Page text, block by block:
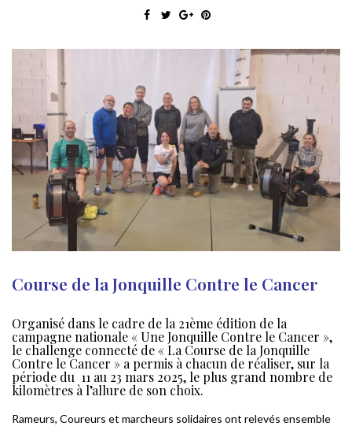
Course de la Jonquille Contre le Cancer
Organisé dans le cadre de la 21ème édition de la
campagne nationale « Une Jonquille Contre le Cancer »,
le challenge connecté de « La Course de la Jonquille
Contre le Cancer » a permis à chacun de réaliser, sur la
période du 11 au 23 mars 2025, le plus grand nombre de
kilomètres à l’allure de son choix.
Rameurs, Coureurs et marcheurs solidaires ont relevés ensemble